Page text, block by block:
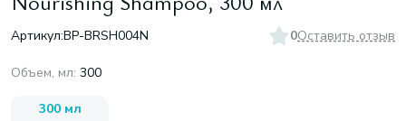
Артикул:BP-BRSH004N 0Оставить отзыв
Объем, мл: 300
300 мл